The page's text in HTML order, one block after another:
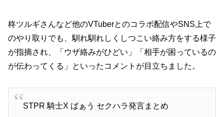
柊ツルギさんなど他のVTuberとのコラボ配信やSNS上で
のやり取りでも、馴れ馴れしくしつこい絡み方をする様子
が指摘され、「ウザ絡みがひどい」「相手が困っているの
が伝わってくる」といったコメントが目立ちました。
STPR 騎士X ばぁう セクハラ発言まとめ